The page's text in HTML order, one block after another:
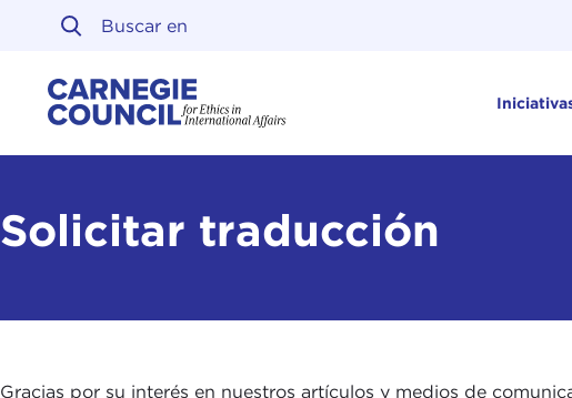
Ir al contenido
Solicitar traducción
Gracias por su interés en nuestros artículos y medios de